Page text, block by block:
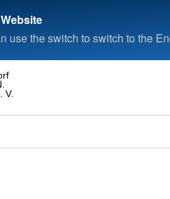
use the switch to switch to the
V.